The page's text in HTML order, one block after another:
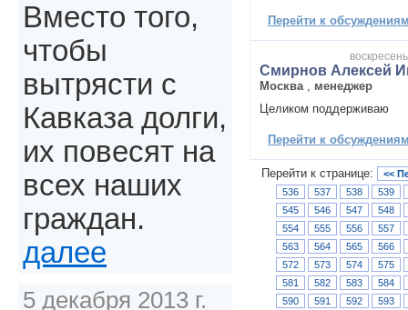
Перейти к
Смирнов Алексей
Москва
менеджер
Целиком поддерживаю
Перейти к
Перейти к странице:
<<
536
537 538
539
545
546 547
548
554
555 556
557
563
564 565
566
572
573 574
575
581
582 583
584
590
591 592
593
Вместо того,
чтобы
вытрясти с
Кавказа долги,
их повесят на
всех наших
граждан.
далее
5 декабря 2013 г.